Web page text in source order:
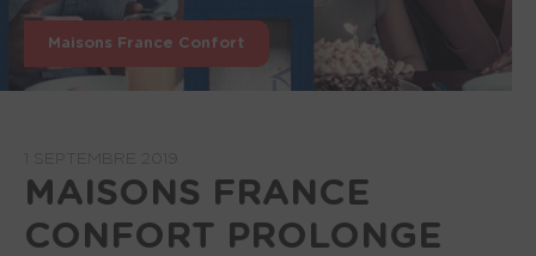
Maisons France Confort
MAISONS FRANCE
CONFORT PROLONGE